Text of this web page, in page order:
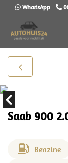
WhatsApp
Saab 900
Benzine